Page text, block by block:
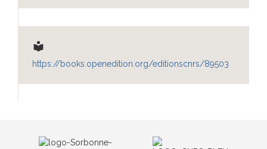
local_library
https://books.openedition.org/editionscnrs/89503